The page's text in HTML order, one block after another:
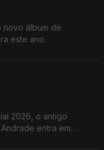
novo álbum de
este ano.
2026, o antigo
entra em